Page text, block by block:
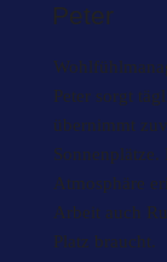
Peter
Peter sorgt
übernimmt
Atmosphäre
Arbeit auch
Platz braucht.